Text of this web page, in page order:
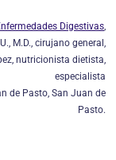
Digestivas,
M.D., cirujano general,
nutricionista dietista,
especialista
de Pasto, San Juan de
Pasto.